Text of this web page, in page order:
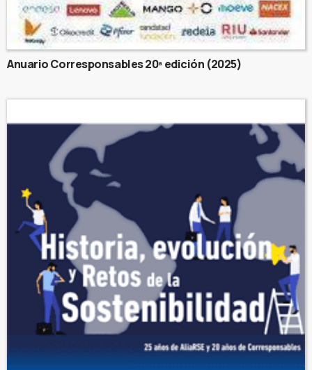
Anuario Corresponsables 20ª edición (2025)